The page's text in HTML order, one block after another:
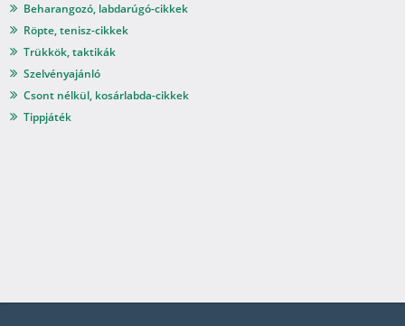
Beharangozó, labdarúgó-cikkek
Röpte, tenisz-cikkek
Trükkök, taktikák
Szelvényajánló
Csont nélkül, kosárlabda-cikkek
Tippjáték